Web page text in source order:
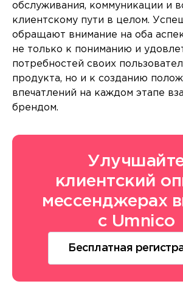
обслуживания, коммуникации и
клиентскому пути в целом.
обращают внимание на оба
не только к пониманию и
потребностей своих
продукта, но и к созданию
впечатлений на каждом этапе
брендом.
клиентский
мессенджерах
с Umnico
Бесплатная